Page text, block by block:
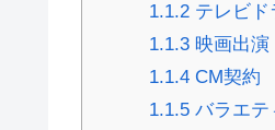
1.1.2 テレビド
1.1.3 映画出演
1.1.4 CM契約
1.1.5 バラエテ